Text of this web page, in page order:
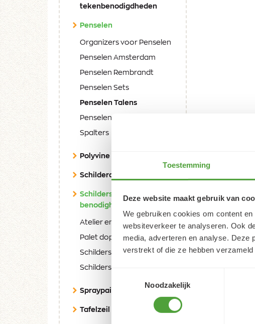
Toestemming
Deze website maakt gebruik van
We gebruiken cookies om content
websiteverkeer te analyseren. Ook
media, adverteren en analyse. Deze
verstrekt of die ze hebben
Noodzakelijk
tekenbenodigdheden
Penselen
Organizers voor Penselen
Penselen Amsterdam
Penselen Rembrandt
Penselen Sets
Penselen Talens(current)
Penselen Van Gogh
Spalters
Polyvine assortiment
Schilderdoeken
Schildersmessen, Ezels en
benodigheden
Atelier en Tafelezels
Palet doppen
Schilders- en Paletmessen
SchildersPalet
Spraypaint Amsterdam
Tafelzeil